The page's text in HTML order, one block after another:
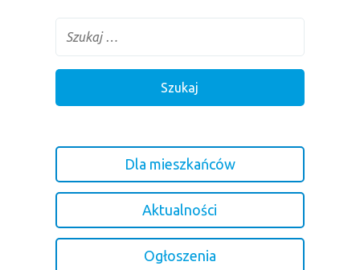
Dla mieszkańców
Aktualności
Ogłoszenia